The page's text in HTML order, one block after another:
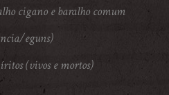
cigano e baralho comum
eguns)
(vivos e mortos)